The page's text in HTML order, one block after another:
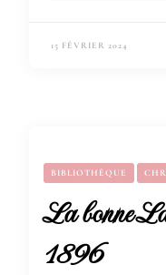
15 FÉVRIER 2024
BIBLIOTHÈQUE
La bonne
1896